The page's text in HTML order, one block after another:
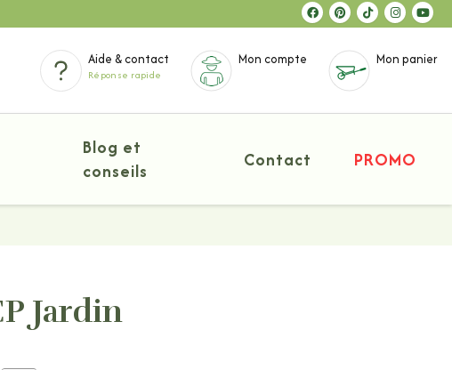
Aide & contact
Réponse rapide
Mon compte Mon panier
Blog et
conseils
Contact PROMO
Jardin